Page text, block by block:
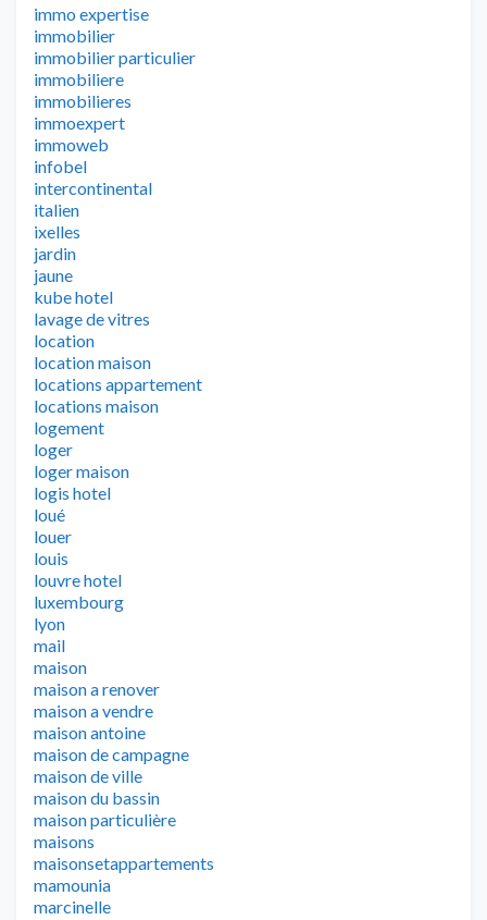
immo expertise
immobilier
immobilier particulier
immobiliere
immobilieres
immoexpert
immoweb
infobel
intercontinental
italien
ixelles
jardin
jaune
kube hotel
lavage de vitres
location
location maison
locations appartement
locations maison
logement
loger
loger maison
logis hotel
loué
louer
louis
louvre hotel
luxembourg
lyon
mail
maison
maison a renover
maison a vendre
maison antoine
maison de campagne
maison de ville
maison du bassin
maison particulière
maisons
maisonsetappartements
mamounia
marcinelle